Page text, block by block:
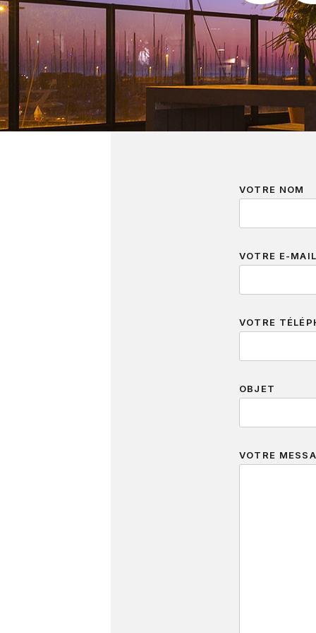
VOTRE NOM
VOTRE E-MAIL
VOTRE
OBJET
VOTRE